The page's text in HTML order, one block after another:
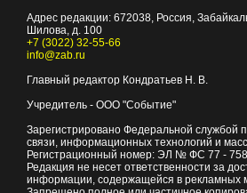
Адрес редакции: 672038, Россия,
Шилова, д. 100
+7 (3022) 32-55-66
info@zab.ru
Главный редактор Кондратьев Н. В.
Учредитель - ООО "Событие"
Зарегистрировано Федеральной службой
связи, информационных технологий и
Регистрационный номер: ЭЛ № ФС 77 -
Редакция не несет ответственности за
информации, содержащейся в рекламных